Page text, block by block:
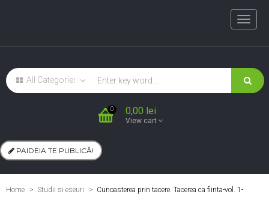
Toggle
0 0,00 lei
View cart
PAIDEIA TE PUBLICĂ!
Home Studii si eseuri > Cunoasterea prin tacere. Tacerea ca fiinta-vol. 1-